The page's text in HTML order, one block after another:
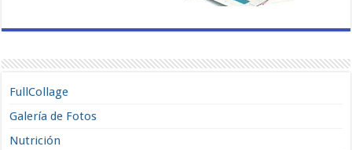
FullCollage
Galería de Fotos
Nutrición